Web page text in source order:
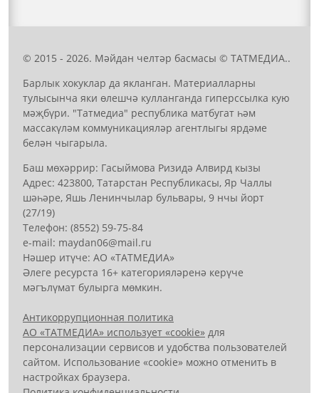
© 2015 - 2026. Мәйдан челтәр басмасы © ТАТМЕДИА..
Барлык хокуклар да якланган. Материалларны
тулысынча яки өлешчә кулланганда гиперссылка кую
мәҗбүри. "Татмедиа" республика матбугат һәм
массакүләм коммуникацияләр агентлыгы ярдәме
белән чыгарыла.
Баш мөхәррир: Гасыймова Ризидә Алвирд кызы
Адрес: 423800, Татарстан Республикасы, Яр Чаллы
шәһәре, Яшь Ленинчылар бульвары, 9 нчы йорт
(27/19)
Телефон: (8552) 59-75-84
е-mail: mауdаn06@mail.гu
Нәшер итүче: АО «ТАТМЕДИА»
Әлеге ресурста 16+ категорияләренә керүче
мәгълүмат булырга мөмкин.
Антикоррупционная политика
АО «ТАТМЕДИА» использует «cookie» для
персонализации сервисов и удобства пользователей
сайтом. Использование «cookie» можно отменить в
настройках браузера.